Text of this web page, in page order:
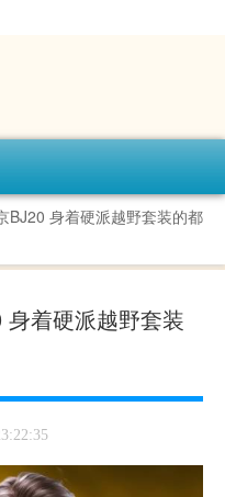
BJ20 身着硬派越野套装的都
着硬派越野套装